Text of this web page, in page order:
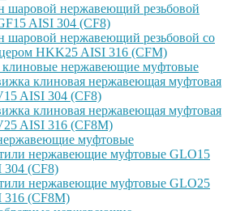
шаровой нержавеющий резьбовой
AISI 304 (CF8)
шаровой нержавеющий резьбовой со
HKK25 AISI 316 (CFM)
нержавеющие муфтовые
клиновая нержавеющая муфтовая
AISI 304 (CF8)
клиновая нержавеющая муфтовая
AISI 316 (CF8M)
муфтовые
нержавеющие муфтовые GLO15
304 (CF8)
нержавеющие муфтовые GLO25
316 (CF8M)